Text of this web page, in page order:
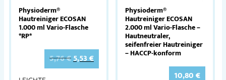
Physioderm®
Hautreiniger ECOSAN
1.000 ml Vario-Flasche
*RP*
5,76€5,53€
Physioderm®
Hautreiniger ECOSAN
2.000 ml Vario-Flasche –
Hautneutraler,
seifenfreier Hautreiniger
– HACCP-konform
10,80€